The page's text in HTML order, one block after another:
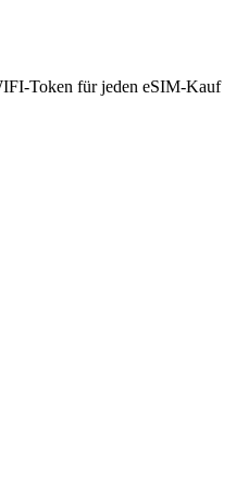
Token für jeden eSIM-Kauf